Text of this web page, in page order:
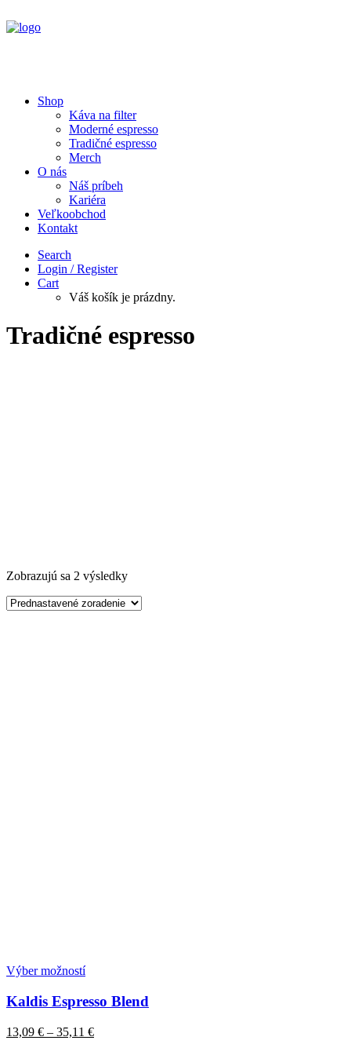
Shop
Káva na filter
Moderné espresso
Tradičné espresso
Merch
O nás
Náš príbeh
Kariéra
Veľkoobchod
Kontakt
Search
Login / Register
Cart
Váš košík je prázdny.
Tradičné espresso
Zobrazujú sa 2 výsledky
Výber možnostíTento
má
viacero
variantov.
Možnosti
Kaldis Espresso Blend
13,09 € – 35,11 €Price